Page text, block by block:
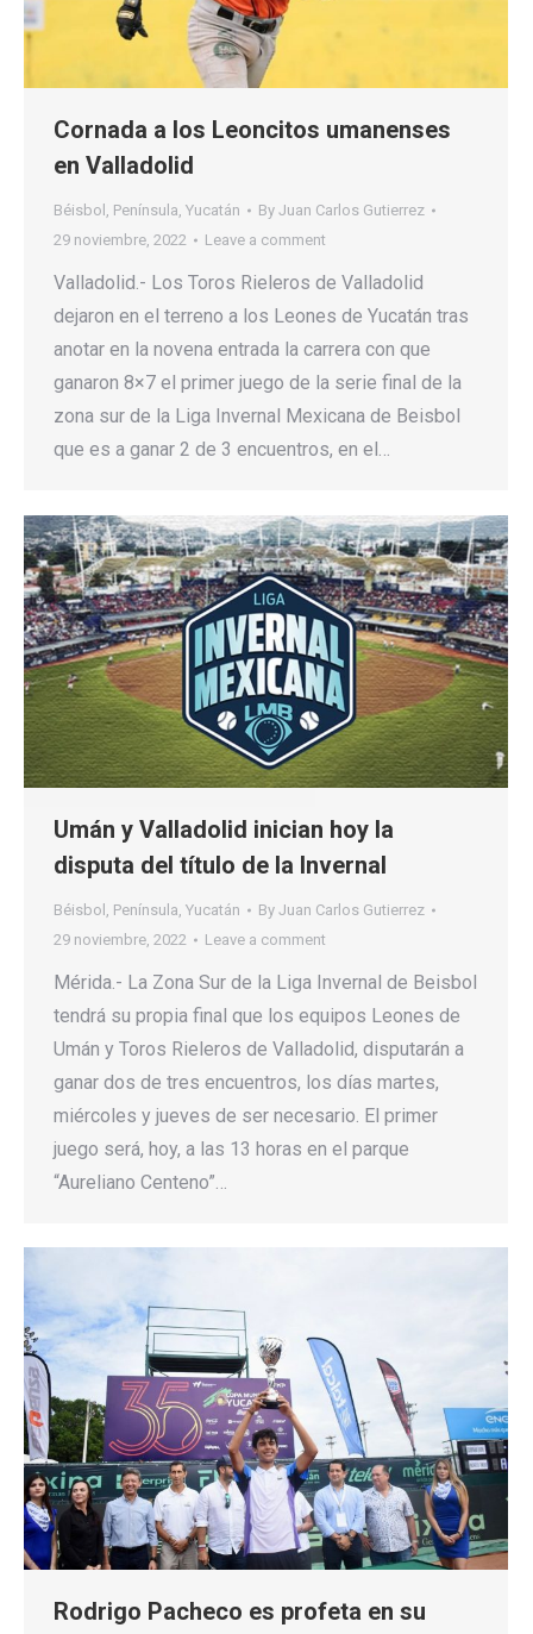
Cornada a los Leoncitos umanenses
en Valladolid
Béisbol , Península, Yucatán By Juan Carlos Gutierrez
29 noviembre, 2022
Leave a comment
Valladolid.- Los Toros Rieleros de Valladolid
dejaron en el terreno a los Leones de Yucatán tras
anotar en la novena entrada la carrera con que
ganaron 8×7 el primer juego de la serie final de la
zona sur de la Liga Invernal Mexicana de Beisbol
que es a ganar 2 de 3 encuentros, en el…
Umán y Valladolid inician hoy la
disputa del título de la Invernal
Béisbol , Península, Yucatán By Juan Carlos Gutierrez
29 noviembre, 2022
Leave a comment
Mérida.- La Zona Sur de la Liga Invernal de Beisbol
tendrá su propia final que los equipos Leones de
Umán y Toros Rieleros de Valladolid, disputarán a
ganar dos de tres encuentros, los días martes,
miércoles y jueves de ser necesario. El primer
juego será, hoy, a las 13 horas en el parque
“Aureliano Centeno”…
Rodrigo Pacheco es profeta en su